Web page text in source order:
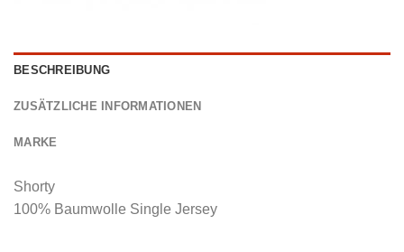
BESCHREIBUNG
ZUSÄTZLICHE INFORMATIONEN
MARKE
Shorty
100% Baumwolle Single Jersey